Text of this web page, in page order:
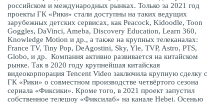
российском и международных рынках. Только за 2021 год
проекты ГК «Рики» стали доступны на таких ведущих
зарубежных детских сервисах, как Peacock, Kidoodle, Toon
Goggles, DaVinci, Ameba, Discovery Education, Learn 360,
Knowledge Motion и др., а также на крупных телеканалах:
France TV, Tiny Pop, DeAgostini, Sky, Yle, TVP, Astro, PTS,
Globo, и др. Компания активно развивается на китайском
рынке. Так в 2020 году крупнейшая китайская
видеокорпорация Tencent Video заключила крупную сделку с
ГК «Рики» о совместном производстве четвёртого сезона
сериала «Фиксики». Кроме того, в 2021 проект запустил
собственное телешоу «Фиксилаб» на канале Hebei. Осенью